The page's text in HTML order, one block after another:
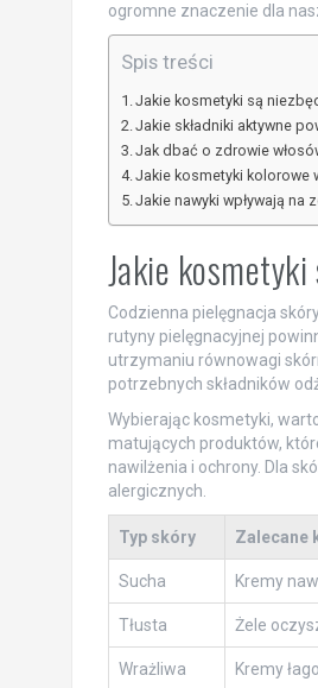
ogromne znaczenie dla
Spis treści
Jakie kosmetyki są
Jakie składniki aktywne
Jak dbać o zdrowie
Jakie kosmetyki kolorowe
Jakie nawyki wpływają na
Jakie
Codzienna pielęgnacja
rutyny pielęgnacyjnej
utrzymaniu równowagi
potrzebnych składników
Wybierając kosmetyki,
matujących produktów,
nawilżenia i ochrony. Dla
alergicznych.
Typ skóry Zalecane
Sucha Kremy
Tłusta Żele
Wrażliwa Kremy